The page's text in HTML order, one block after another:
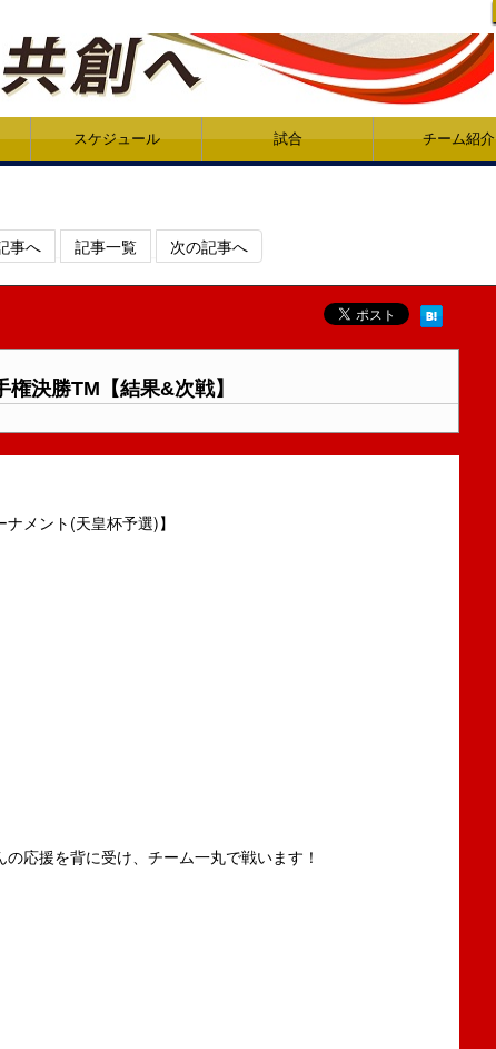
スケジュール 試合 チーム紹介
事へ 記事一覧 次の記事へ
権決勝TM【結果&次戦】
メント(天皇杯予選)】
応援を背に受け、チーム一丸で戦います！